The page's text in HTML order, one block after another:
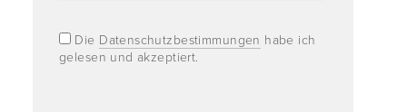
Die Datenschutzbestimmungen habe ich
gelesen und akzeptiert.